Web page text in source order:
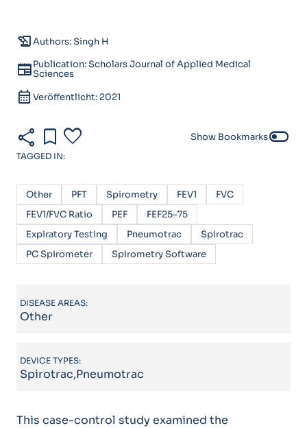
history_eduAuthors: Singh H
newspaperPublication: Scholars Journal of Applied Medical
Sciences
calendar_month Veröffentlicht: 2021
share bookmark favorite Show Bookmarkstoggle_off
TAGGED IN:
Other PFT Spirometry FEV1
FVC
FEV1/FVC Ratio
PEF
FEF25–75
Expiratory Testing
Pneumotrac
Spirotrac
PC Spirometer
Spirometry Software
DISEASE AREAS:
Other
DEVICE TYPES:
Spirotrac,Pneumotrac
This case-control study examined the